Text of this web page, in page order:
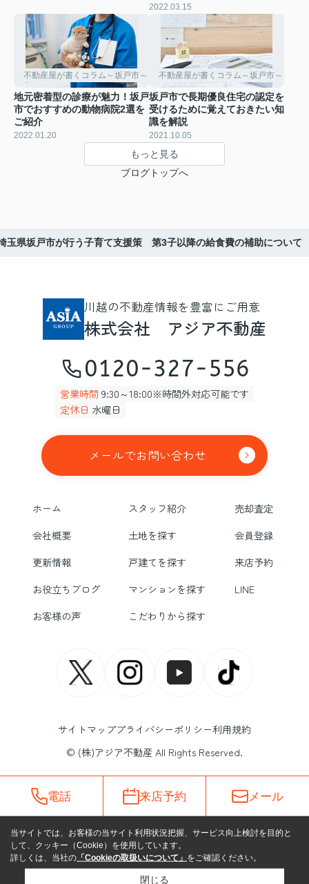
2022.03.15
不動産屋が書くコラム～坂戸市～
地元密着型の診療が魅力！坂戸
市でおすすめの動物病院2選を
ご紹介
2022.01.20
不動産屋が書くコラム～坂戸市～
坂戸市で長期優良住宅の認定を
受けるために覚えておきたい知
識を解説
2021.10.05
もっと見る
ブログトップへ
玉県坂戸市が行う子育て支援策 第3子以降の給食費の補助について
川越の不動産情報を豊富にご用意
株式会社 アジア不動産
0120-327-556
営業時間 9:30～18:00※時間外対応可能です
定休日 水曜日
メールでお問い合わせ
ホーム スタッフ紹介
売却査定
会社概要
土地を探す
会員登録
更新情報
戸建てを探す
来店予約
お役立ちブログ
マンションを探す
LINE
お客様の声
こだわりから探す
サイトマッププライバシーポリシー利用規約
© (株)アジア不動産 All Rights Reserved.
電話 来店予約 メール
当サイトでは、お客様の当サイト利用状況把握、サービス向上検討を目的と
して、クッキー（Cookie）を使用しています。
詳しくは、当社の 「Cookieの取扱いについて」 をご確認ください。
閉じる